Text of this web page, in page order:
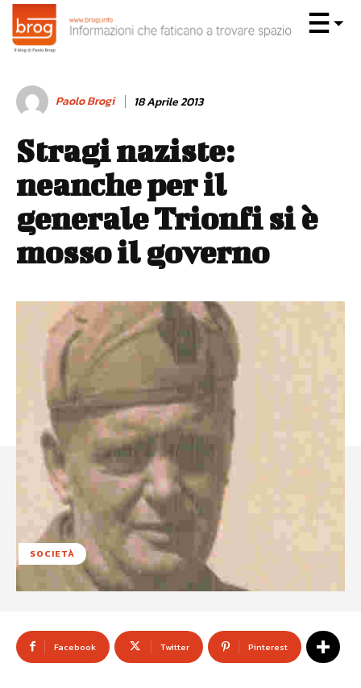
Paolo Brogi 18 Aprile 2013
Stragi naziste:
neanche per il
generale Trionfi si è
mosso il governo
SOCIETÀ
Facebook Twitter Pinterest